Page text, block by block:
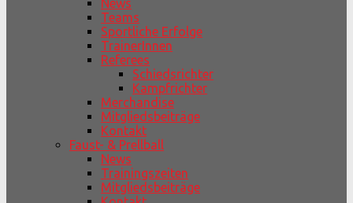
News
Teams
Sportliche Erfolge
TrainerInnen
Referees
Schiedsrichter
Kampfrichter
Merchandise
Mitgliedsbeiträge
Kontakt
Faust- & Prellball
News
Trainingszeiten
Mitgliedsbeiträge